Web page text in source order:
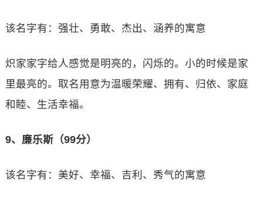
该名字有：强壮、勇敢、杰出、涵养的寓意
炽家家字给人感觉是明亮的，闪烁的。小的时候是家
里最亮的。取名用意为温暖荣耀、拥有、归依、家庭
和睦、生活幸福。
9、廉乐斯（99分）
该名字有：美好、幸福、吉利、秀气的寓意